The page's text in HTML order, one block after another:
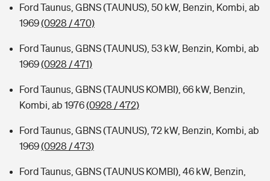
Ford Taunus, GBNS (TAUNUS), 50 kW, Benzin, Kombi, ab
1969(0928 / 470)
Ford Taunus, GBNS (TAUNUS), 53 kW, Benzin, Kombi, ab
1969(0928 / 471)
Ford Taunus, GBNS (TAUNUS KOMBI), 66 kW, Benzin,
Kombi, ab 1976(0928 / 472)
Ford Taunus, GBNS (TAUNUS), 72 kW, Benzin, Kombi, ab
1969(0928 / 473)
Ford Taunus, GBNS (TAUNUS KOMBI), 46 kW, Benzin,